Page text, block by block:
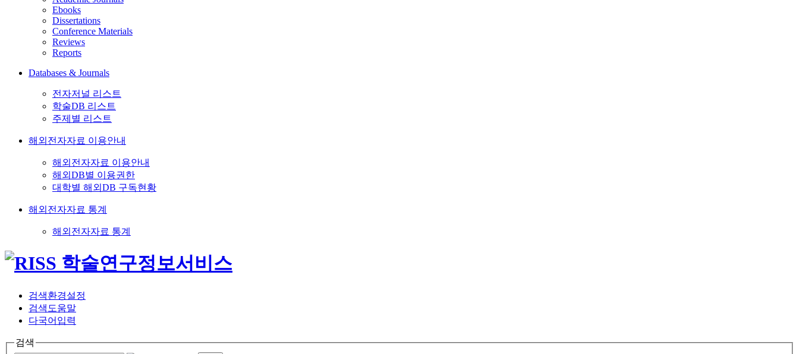
Ebooks
Dissertations
Conference Materials
Reviews
Reports
Databases & Journals
전자저널 리스트
학술DB 리스트
주제별 리스트
해외전자자료 이용안내
해외전자자료 이용안내
해외DB별 이용권한
대학별 해외DB 구독현황
해외전자자료 통계
해외전자자료 통계
검색환경설정
검색도움말
다국어입력
검색